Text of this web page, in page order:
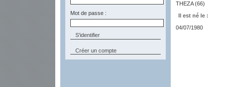
Mot de passe :
Créer un compte
THEZA (66)
Il est né le :
04/07/1980